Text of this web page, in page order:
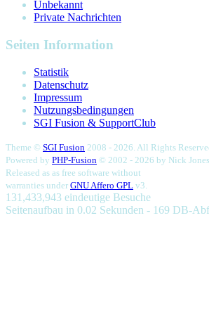
Unbekannt
Private Nachrichten
Seiten Information
Statistik
Datenschutz
Impressum
Nutzungsbedingungen
SGI Fusion & SupportClub
Theme © SGI Fusion 2008 - 2026. All Rights
Powered by PHP-Fusion © 2002 - 2026 by Nick Jones.
Released as as free software without
warranties under GNU Affero GPL v3.
131,433,943 eindeutige Besuche
Seitenaufbau in 0.02 Sekunden - 169 DB-